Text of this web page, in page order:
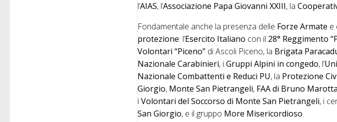
l’AIAS, l’Associazione Papa Giovanni XXIII, la
Fondamentale anche la presenza delle Forze Armate e
protezione: l’Esercito Italiano con il 28° Reggimento
Volontari “Piceno” di Ascoli Piceno, la Brigata
Nazionale Carabinieri, iGruppi Alpini in congedo, l’
Nazionale Combattenti e Reduci PU, la Protezione
Giorgio, Monte San Pietrangeli, FAA di Bruno
iVolontari del Soccorso di Monte San Pietrangeli, i
San Giorgio, e il gruppo More Misericordioso.